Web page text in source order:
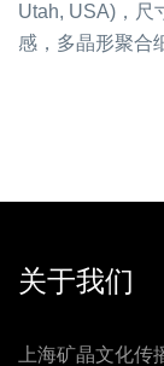
Utah, USA)，尺
感，多晶形聚合
关于我们
上海矿晶文化